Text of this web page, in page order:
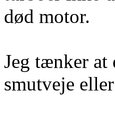
død motor.
Jeg tænker at
smutveje